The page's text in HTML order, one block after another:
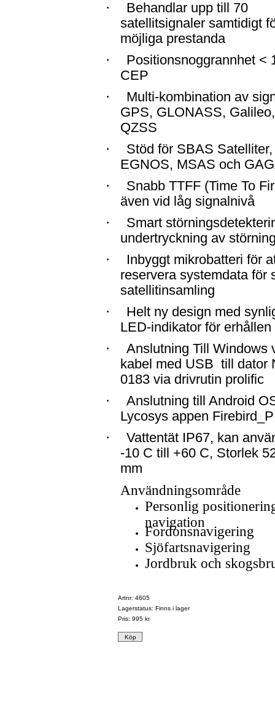
·
Behandlar upp till 70
satellitsignaler samtidigt
möjliga prestanda
·
Positionsnoggrannhet <
CEP
·
Multi-kombination av
GPS, GLONASS,
QZSS
·
Stöd för SBAS
EGNOS, MSAS och
·
Snabb TTFF (Time To
även vid låg signalnivå
·
Smart
undertryckning av
·
Inbyggt mikrobatteri för
reservera systemdata för
satellitinsamling
·
Helt ny design med
LED-indikator för
·
Anslutning Till Windows
kabel med USB till dator
0183 via drivrutin prolific
·
Anslutning till Android
Lycosys appen Firebird_P
·
Vattentät IP67, kan
-10 C till +60 C, Storlek
mm
Användningsområde
Personlig
navigation
Fordonsnavigering
Sjöfartsnavigering
Jordbruk och
Artnr: 4605
Lagerstatus: Finns i lager
Pris: 995 kr